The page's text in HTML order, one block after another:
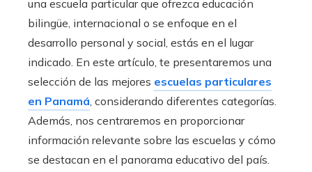
una escuela particular que ofrezca educación
bilingüe, internacional o se enfoque en el
desarrollo personal y social, estás en el lugar
indicado. En este artículo, te presentaremos una
selección de las mejores escuelas particulares
en Panamá, considerando diferentes categorías.
Además, nos centraremos en proporcionar
información relevante sobre las escuelas y cómo
se destacan en el panorama educativo del país.